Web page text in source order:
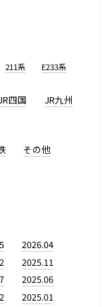
211系 E233系
四国 JR九州
その他
2026.04
2025.11
2025.06
2025.01